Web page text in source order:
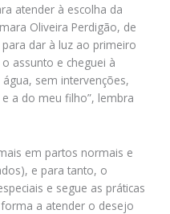
atender à escolha da
Oliveira Perdigão, de
dar à luz ao primeiro
assunto e cheguei à
sem intervenções,
a do meu filho”, lembra
em partos normais e
e para tanto, o
e segue as práticas
a atender o desejo